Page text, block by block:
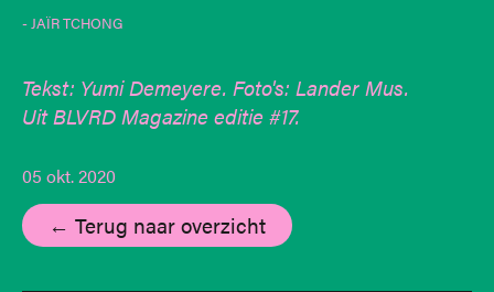
- JAÏR TCHONG
Tekst: Yumi Demeyere. Foto's: Lander Mus.
Uit BLVRD Magazine editie #17.
05 okt. 2020
← Terug naar overzicht